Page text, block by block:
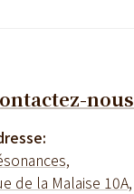
nous
de la Malaise 10A,